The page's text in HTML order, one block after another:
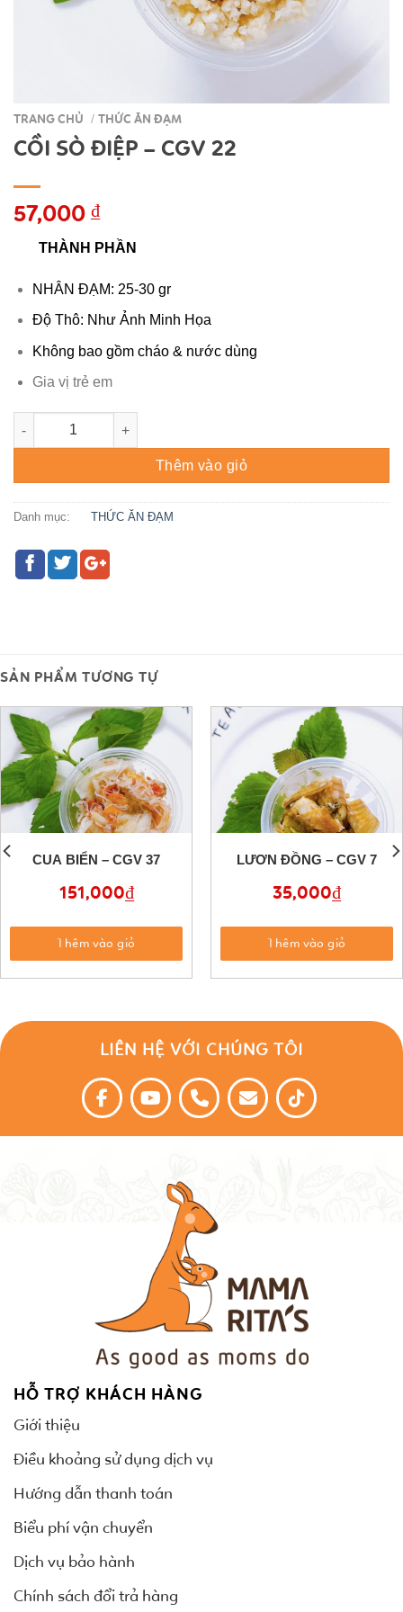
TRANG CHỦ / THỨC ĂN ĐẠM
CỒI SÒ ĐIỆP – CGV 22
57,000 ₫
THÀNH PHẦN
NHÂN ĐẠM: 25-30 gr
Độ Thô: Như Ảnh Minh Họa
Không bao gồm cháo & nước dùng
Gia vị trẻ em
CỒI SÒ ĐIỆP - CGV 22 số lượng
Thêm vào giỏ
Danh mục: THỨC ĂN ĐẠM
SẢN PHẨM TƯƠNG TỰ
CUA BIỂN – CGV 37
151,000₫
Thêm vào giỏ
LƯƠN ĐỒNG – CGV 7
35,000₫
Thêm vào giỏ
LIÊN HỆ VỚI CHÚNG TÔI
HỖ TRỢ KHÁCH HÀNG
Giới thiệu
Điều khoảng sử dụng dịch vụ
Hướng dẫn thanh toán
Biểu phí vận chuyển
Dịch vụ bảo hành
Chính sách đổi trả hàng